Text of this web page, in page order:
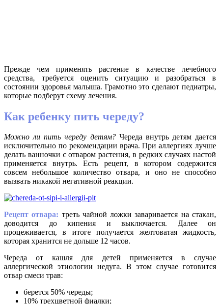
Прежде чем применять растение в качестве лечебного
средства, требуется оценить ситуацию и разобраться в
состоянии здоровья малыша. Грамотно это сделают педиатры,
которые подберут схему лечения.
Как ребенку пить череду?
Можно ли пить череду детям? Череда внутрь детям дается
исключительно по рекомендации врача. При аллергиях лучше
делать ванночки с отваром растения, в редких случаях настой
применяется внутрь. Есть рецепт, в котором содержится
совсем небольшое количество отвара, и оно не способно
вызвать никакой негативной реакции.
Рецепт отвара: треть чайной ложки заваривается на стакан,
доводится до кипения и выключается. Далее он
процеживается, в итоге получается желтоватая жидкость,
которая хранится не дольше 12 часов.
Череда от кашля для детей применяется в случае
аллергической этиологии недуга. В этом случае готовится
отвар смеси трав:
берется 50% череды;
10% трехцветной фиалки;